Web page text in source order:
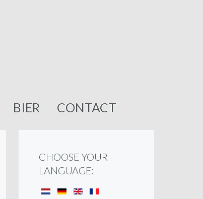
BIER CONTACT
CHOOSE YOUR
LANGUAGE: